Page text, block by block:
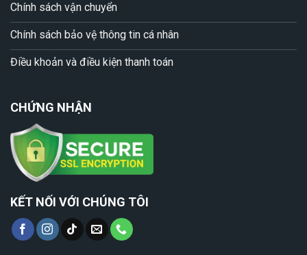
Chính sách vận chuyển
Chính sách bảo vệ thông tin cá nhân
Điều khoản và điều kiện thanh toán
CHỨNG NHẬN
KẾT NỐI VỚI CHÚNG TÔI